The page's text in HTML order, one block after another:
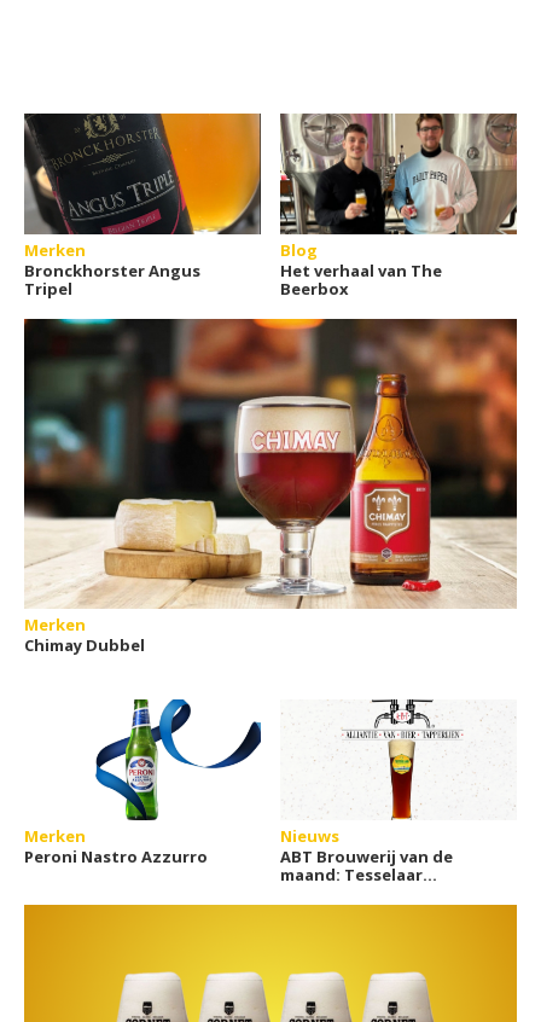
Merken
Bronckhorster Angus
Tripel
Blog
Het verhaal van The
Beerbox
Merken
Chimay Dubbel
Merken
Peroni Nastro Azzurro
Nieuws
ABT Brouwerij van de
maand: Tesselaar